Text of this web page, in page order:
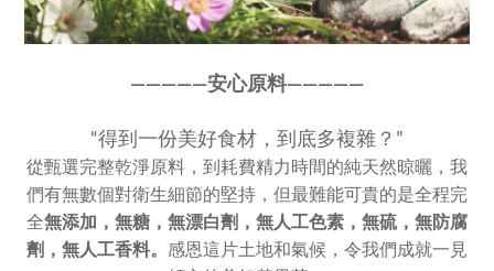
—————安心原料—————
“得到一份美好食材，到底多複雜？”
從甄選完整乾淨原料，到耗費精力時間的純天然晾曬，我
們有無數個對衛生細節的堅持，但最難能可貴的是全程完
全無添加， 無糖，無漂白劑，無人工色素， 無硫，無防腐
劑，無人工香料。 感恩這片土地和氣候，令我們成就一見